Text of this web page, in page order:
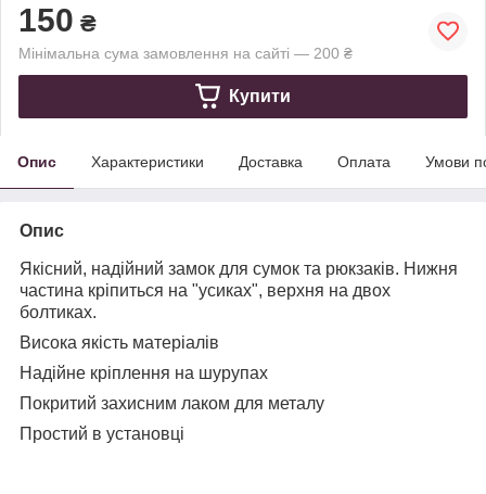
150 ₴
Мінімальна сума замовлення на сайті — 200 ₴
Купити
Опис Характеристики Доставка Оплата Умови
Опис
Якісний, надійний замок для сумок та рюкзаків. Нижня
частина кріпиться на "усиках", верхня на двох
болтиках.
Висока якість матеріалів
Надійне кріплення на шурупах
Покритий захисним лаком для металу
Простий в установці